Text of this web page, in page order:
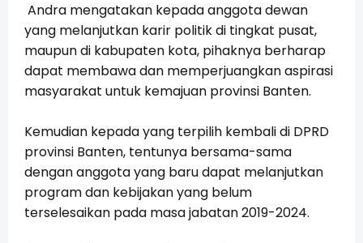
Andra mengatakan kepada anggota dewan
yang melanjutkan karir politik di tingkat pusat,
maupun di kabupaten kota, pihaknya berharap
dapat membawa dan memperjuangkan aspirasi
masyarakat untuk kemajuan provinsi Banten.
Kemudian kepada yang terpilih kembali di DPRD
provinsi Banten, tentunya bersama-sama
dengan anggota yang baru dapat melanjutkan
program dan kebijakan yang belum
terselesaikan pada masa jabatan 2019-2024.